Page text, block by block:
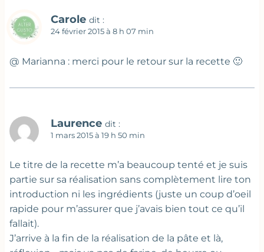
Carole dit :
24 février 2015 à 8 h 07 min
@ Marianna : merci pour le retour sur la recette 🙂
Laurence dit :
1 mars 2015 à 19 h 50 min
Le titre de la recette m’a beaucoup tenté et je suis
partie sur sa réalisation sans complètement lire ton
introduction ni les ingrédients (juste un coup d’oeil
rapide pour m’assurer que j’avais bien tout ce qu’il
fallait).
J’arrive à la fin de la réalisation de la pâte et là,